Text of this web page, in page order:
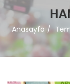
Anasayfa